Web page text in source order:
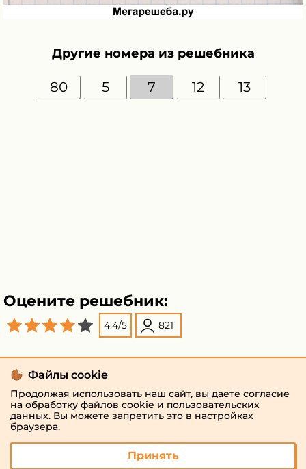
Другие номера из решебника
80 5 7 12 13
Оцените решебник:
4.4/5 821
Поделиться
Файлы cookie
Продолжая использовать наш сайт, вы даете согласие
на обработку файлов cookie и пользовательских
данных. Вы можете запретить это в настройках
браузера.
Принять